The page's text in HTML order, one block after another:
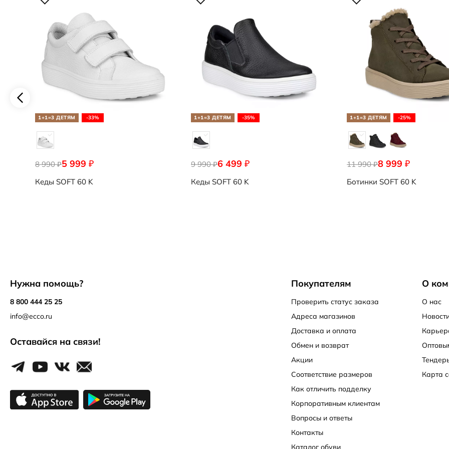
1+1=3 ДЕТЯМ -33%
5 999 ₽
8 990₽
Кеды SOFT 60 K
1+1=3 ДЕТЯМ -35%
6 499 ₽
9 990₽
Кеды SOFT 60 K
1+1=3 ДЕТЯМ -25%
8 999 ₽
11 990₽
Ботинки SOFT 60 K
Нужна помощь?
8 800 444 25 25
info@ecco.ru
Оставайся на связи!
О
О нас
Карта
Покупателям
Проверить статус заказа
Адреса магазинов
Доставка и оплата
Обмен и возврат
Акции
Соответствие размеров
Как отличить подделку
Корпоративным клиентам
Вопросы и ответы
Контакты
Каталог обуви